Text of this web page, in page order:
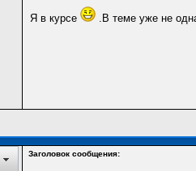
Я в курсе .В теме уже не
Заголовок сообщения: